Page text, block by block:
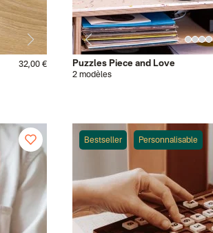
32,00 € Puzzles Piece and Love
2 modèles
Bestseller Personnalisable